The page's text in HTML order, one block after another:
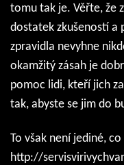
tomu tak je. Věřte, že
dostatek zkušeností a
zpravidla nevyhne
okamžitý zásah je
pomoc lidi, kteří jich
tak, abyste se jim do
To však není jediné, co
http://